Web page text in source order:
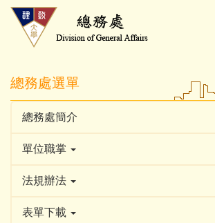
跳
內
總務處選單
總務處簡介
單位職掌
法規辦法
表單下載